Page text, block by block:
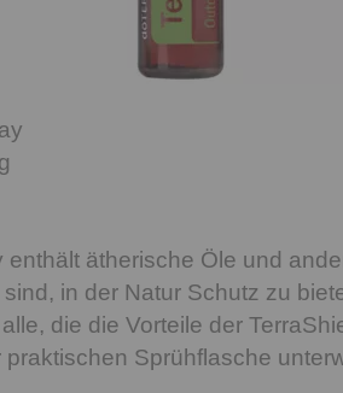
enthält ätherische Öle und
in der Natur Schutz zu
die die Vorteile der
praktischen Sprühflasche